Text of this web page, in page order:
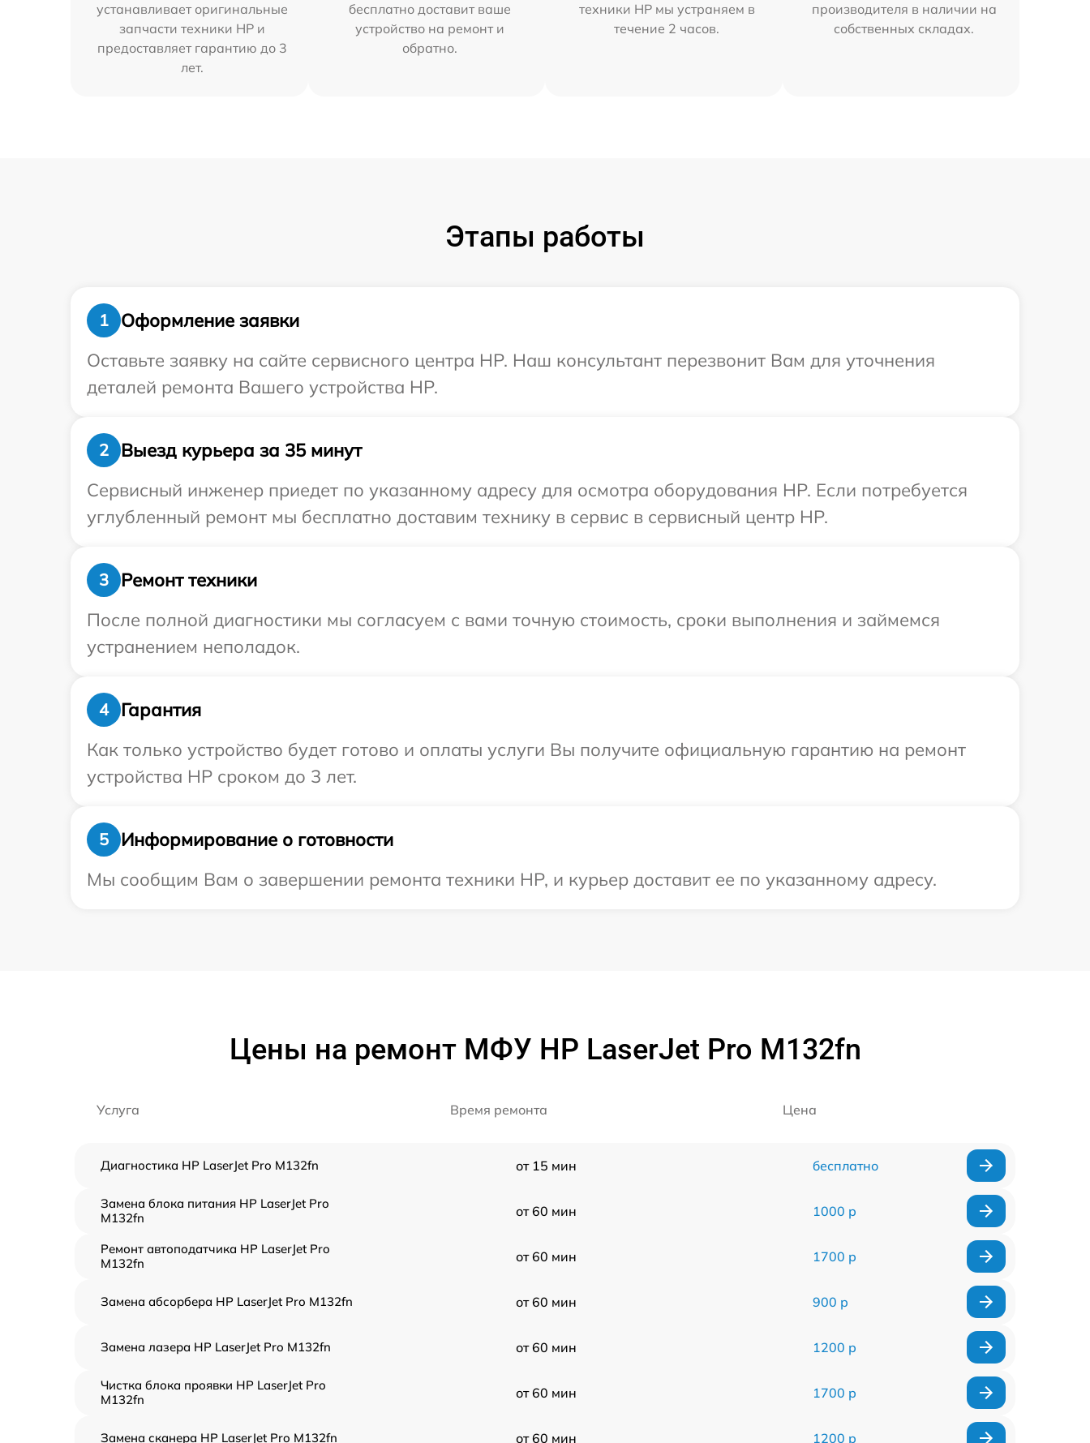
устанавливает оригинальные
запчасти техники HP и
предоставляет гарантию до 3
лет.
бесплатно доставит ваше
устройство на ремонт и
обратно.
техники HP мы устраняем в
течение 2 часов.
производителя в наличии на
собственных складах.
Этапы работы
1
Оформление заявки
Оставьте заявку на сайте сервисного центра HP. Наш консультант перезвонит Вам для уточнения
деталей ремонта Вашего устройства HP.
2
Выезд курьера за 35 минут
Сервисный инженер приедет по указанному адресу для осмотра оборудования HP. Если потребуется
углубленный ремонт мы бесплатно доставим технику в сервис в сервисный центр HP.
3
Ремонт техники
После полной диагностики мы согласуем с вами точную стоимость, сроки выполнения и займемся
устранением неполадок.
4
Гарантия
Как только устройство будет готово и оплаты услуги Вы получите официальную гарантию на ремонт
устройства HP сроком до 3 лет.
5
Информирование о готовности
Мы сообщим Вам о завершении ремонта техники HP, и курьер доставит ее по указанному адресу.
Цены на ремонт МФУ HP LaserJet Pro M132fn
Услуга Время ремонта Цена
Диагностика HP LaserJet Pro M132fn от 15 мин бесплатно
Замена блока питания HP LaserJet Pro
M132fn
от 60 мин 1000 р
Ремонт автоподатчика HP LaserJet Pro
M132fn
от 60 мин 1700 р
Замена абсорбера HP LaserJet Pro M132fn от 60 мин 900 р
Замена лазера HP LaserJet Pro M132fn от 60 мин 1200 р
Чистка блока проявки HP LaserJet Pro
M132fn
от 60 мин 1700 р
Замена сканера HP LaserJet Pro M132fn от 60 мин 1200 р